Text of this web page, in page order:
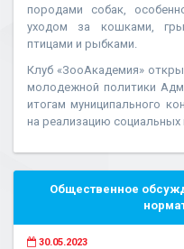
породами собак,
уходом за кошками,
птицами и рыбками.
Клуб «ЗооАкадемия»
молодежной политики
итогам муниципального
на реализацию социальных
Общественное
30.05.2023